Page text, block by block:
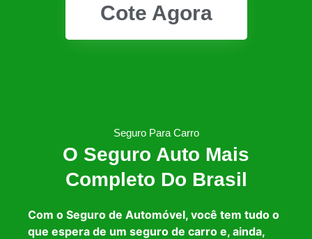
Cote Agora
Seguro Para Carro
O Seguro Auto Mais
Completo Do Brasil
Com o Seguro de Automóvel, você tem tudo o
que espera de um seguro de carro e, ainda,